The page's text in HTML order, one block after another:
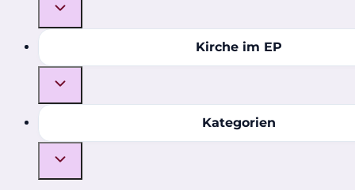
Kirche im EP
Kategorien